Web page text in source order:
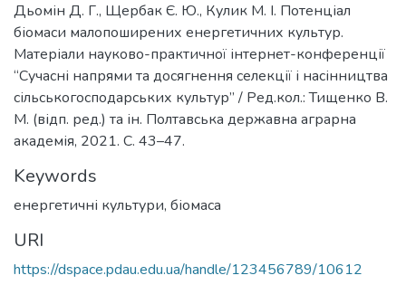
Дьомін Д. Г., Щербак Є. Ю., Кулик М. І. Потенціал
біомаси малопоширених енергетичних культур.
Матеріали науково-практичної інтернет-конференції
“Сучасні напрями та досягнення селекції і насінництва
сільськогосподарських культур” / Ред.кол.: Тищенко В.
М. (відп. ред.) та ін. Полтавська державна аграрна
академія, 2021. С. 43–47.
Keywords
енергетичні культури, біомаса
URI
https://dspace.pdau.edu.ua/handle/123456789/10612